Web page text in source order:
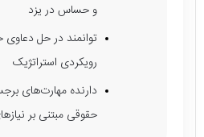
و حساس در یزد
توانمند در حل
رویکردی استراتژیک
دارنده مهارت‌های
حقوقی مبتنی بر